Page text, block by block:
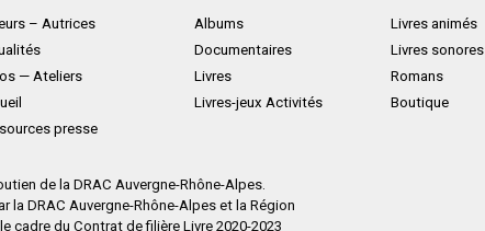
– Autrices
— Ateliers
presse
Albums
Documentaires
Livres
Livres-jeux Activités
Livres animés
Livres sonores
Romans
Boutique
de la DRAC Auvergne-Rhône-Alpes.
la DRAC Auvergne-Rhône-Alpes et la Région
cadre du Contrat de filière Livre 2020-2023